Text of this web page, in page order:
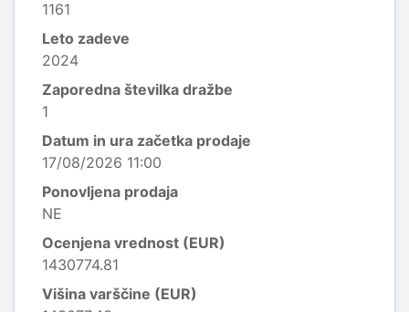
1161
Leto zadeve
2024
Zaporedna številka dražbe
1
Datum in ura začetka prodaje
17/08/2026 11:00
Ponovljena prodaja
NE
Ocenjena vrednost (EUR)
1430774.81
Višina varščine (EUR)